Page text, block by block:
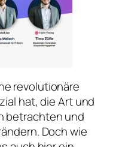
revolutionäre
hat, die Art und
betrachten und
Doch wie